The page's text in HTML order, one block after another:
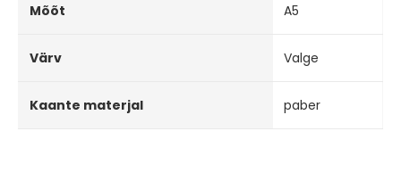
Mõõt A5
Värv Valge
Kaante materjal paber